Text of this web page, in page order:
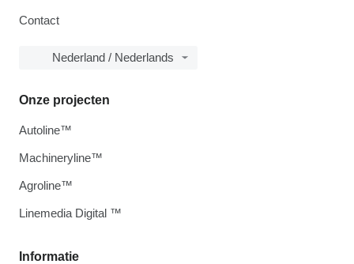
Contact
Nederland / Nederlands
Informatie
Onze projecten
Autoline™
Machineryline™
Agroline™
Linemedia Digital ™